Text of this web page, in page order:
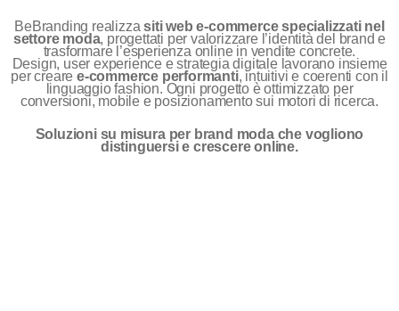
BeBranding realizzasiti web e-commerce specializzati nel
settore moda, progettati per valorizzare l’identità del brand e
trasformare l’esperienza online in vendite concrete.
Design, user experience e strategia digitale lavorano insieme
per creare e-commerce performanti, intuitivi e coerenti con il
linguaggio fashion. Ogni progetto è ottimizzato per
conversioni, mobile e posizionamento sui motori di ricerca.
Soluzioni su misura per brand moda che vogliono
distinguersi e crescere online.